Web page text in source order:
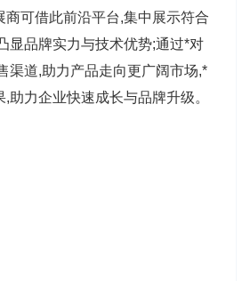
商可借此前沿平台,集中展示符合
显品牌实力与技术优势;通过*对
渠道,助力产品走向更广阔市场,*
助力企业快速成长与品牌升级。